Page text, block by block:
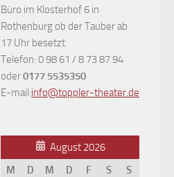
Büro im Klosterhof 6 in
Rothenburg ob der Tauber ab
17 Uhr besetzt.
Telefon: 0 98 61 / 8 73 87 94
oder0177 5535350
E-mail:info@toppler-theater.de
August 2026
M
D M D F S
S